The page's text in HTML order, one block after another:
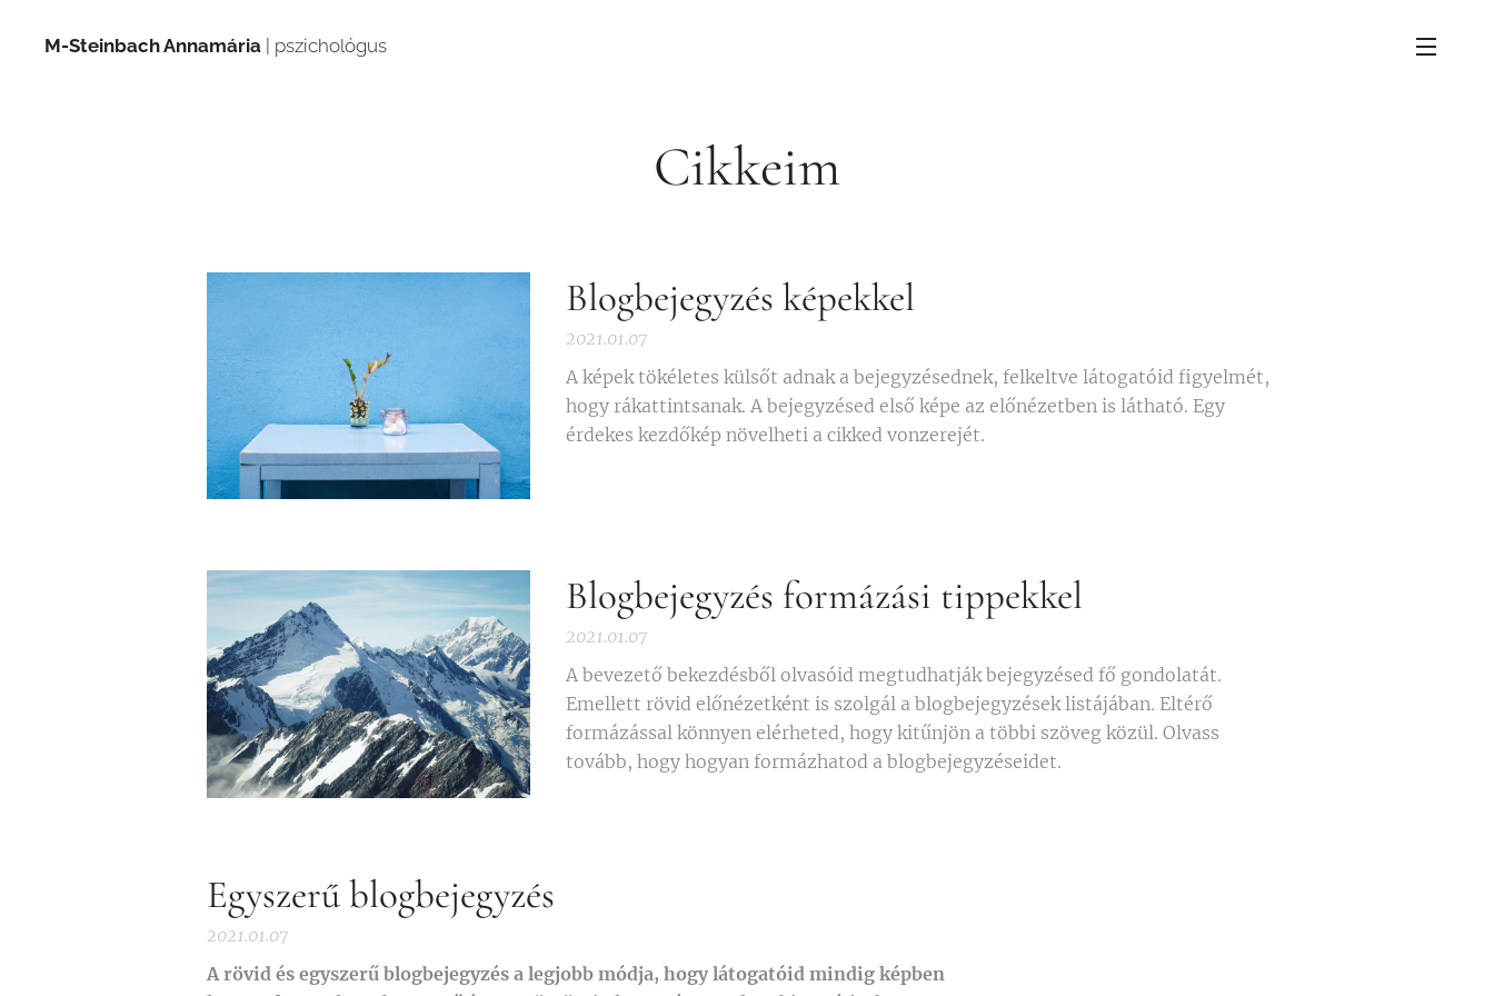
M-Steinbach Annamária | pszichológus
Cikkeim
Blogbejegyzés képekkel
2021.01.07
A képek tökéletes külsőt adnak a bejegyzésednek, felkeltve látogatóid figyelmét,
hogy rákattintsanak. A bejegyzésed első képe az előnézetben is látható. Egy
érdekes kezdőkép növelheti a cikked vonzerejét.
Blogbejegyzés formázási tippekkel
2021.01.07
A bevezető bekezdésből olvasóid megtudhatják bejegyzésed fő gondolatát.
Emellett rövid előnézetként is szolgál a blogbejegyzések listájában. Eltérő
formázással könnyen elérheted, hogy kitűnjön a többi szöveg közül. Olvass
tovább, hogy hogyan formázhatod a blogbejegyzéseidet.
Egyszerű blogbejegyzés
2021.01.07
A rövid és egyszerű blogbejegyzés a legjobb módja, hogy látogatóid mindig képben